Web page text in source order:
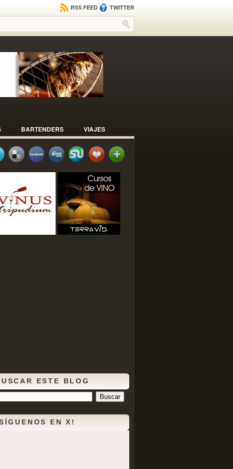
RSS FEED TWITTER
BARTENDERS VIAJES
ESTE BLOG
EN X!